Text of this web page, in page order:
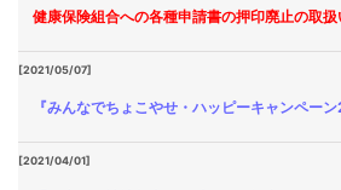
健康保険組合への各種申請書の押印廃止の取扱
[2021/05/07]
『みんなでちょこやせ・ハッピーキャンペー
[2021/04/01]